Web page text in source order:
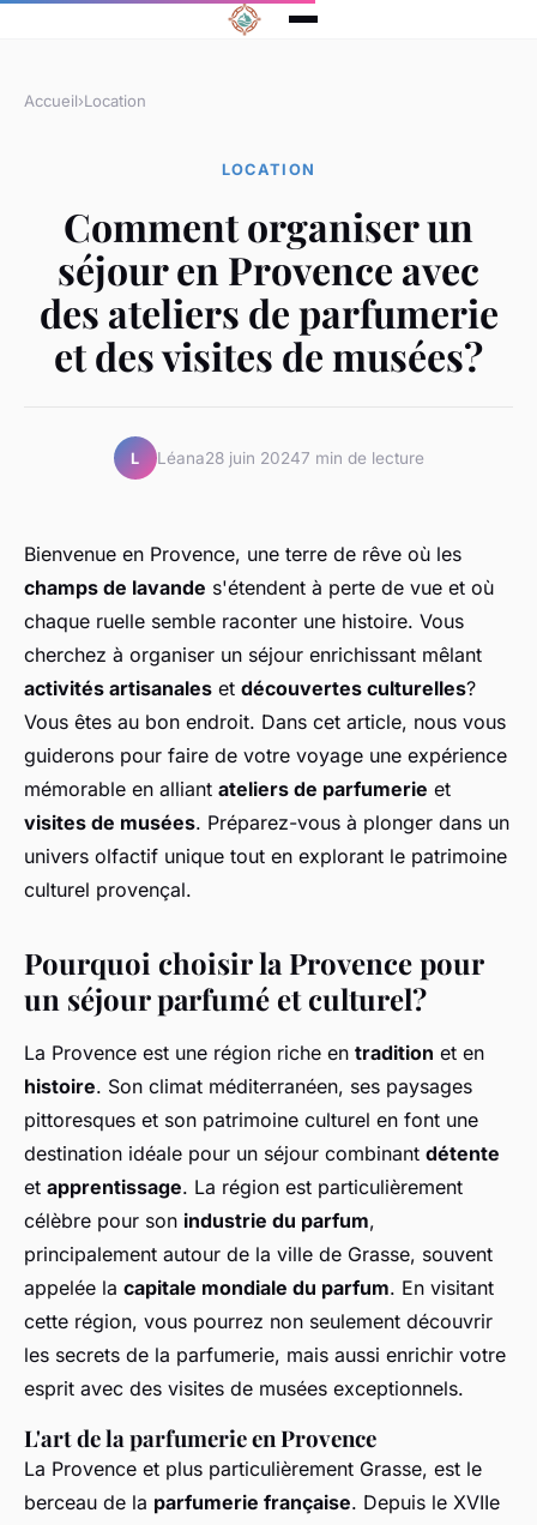
Accueil›Location
LOCATION
Comment organiser un
séjour en Provence avec
des ateliers de parfumerie
et des visites de musées?
L Léana28 juin 20247 min de lecture
Bienvenue en Provence, une terre de rêve où les
champs de lavande s'étendent à perte de vue et où
chaque ruelle semble raconter une histoire. Vous
cherchez à organiser un séjour enrichissant mêlant
activités artisanales et découvertes culturelles?
Vous êtes au bon endroit. Dans cet article, nous vous
guiderons pour faire de votre voyage une expérience
mémorable en alliant ateliers de parfumerie et
visites de musées. Préparez-vous à plonger dans un
univers olfactif unique tout en explorant le patrimoine
culturel provençal.
Pourquoi choisir la Provence pour
un séjour parfumé et culturel?
La Provence est une région riche en tradition et en
histoire. Son climat méditerranéen, ses paysages
pittoresques et son patrimoine culturel en font une
destination idéale pour un séjour combinant détente
et apprentissage. La région est particulièrement
célèbre pour son industrie du parfum,
principalement autour de la ville de Grasse, souvent
appelée la capitale mondiale du parfum. En visitant
cette région, vous pourrez non seulement découvrir
les secrets de la parfumerie, mais aussi enrichir votre
esprit avec des visites de musées exceptionnels.
L'art de la parfumerie en Provence
La Provence et plus particulièrement Grasse, est le
berceau de la parfumerie française. Depuis le XVIIe